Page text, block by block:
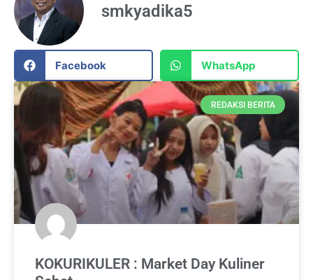
smkyadika5
Facebook WhatsApp
REDAKSI BERITA
KOKURIKULER : Market Day Kuliner